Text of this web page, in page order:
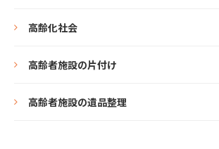
高齢化社会
高齢者施設の片付け
高齢者施設の遺品整理